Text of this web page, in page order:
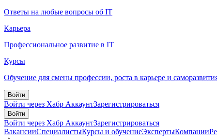
Ответы на любые вопросы об IT
Карьера
Профессиональное развитие в IT
Курсы
Обучение для смены профессии, роста в карьере и
Войти
Войти через Хабр АккаунтЗарегистрироваться
Войти
Войти через Хабр АккаунтЗарегистрироваться
ВакансииСпециалистыКурсы и обучениеЭкспертыКомпании